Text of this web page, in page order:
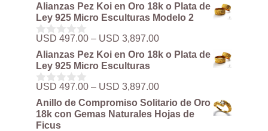
Alianzas Pez Koi en Oro 18k o Plata de
Ley 925 Micro Esculturas Modelo 2
0
d
e
5
USD 497.00 – USD 3,897.00Rango
de
precios:
USD 497.00
USD 3,897.00
Alianzas Pez Koi en Oro 18k o Plata de
Ley 925 Micro Esculturas
0
d
e
5
USD 497.00 – USD 3,897.00Rango
de
precios:
desde
Anillo de Compromiso Solitario de Oro
18k con Gemas Naturales Hojas de
Ficus